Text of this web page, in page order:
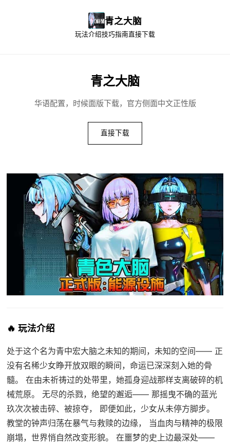
青之大脑
玩法介绍技巧指南直接下载
青之大脑
华语配置，时候面版下载，官方侧面中文正性版
直接下载
🔥 玩法介绍
处于这个名为青中宏大脑之未知的期间，未知的空间—— 正
没有名稀少女睁开放双眼的瞬间，命运已深深刻入她的骨
髓。 在由未祈祷过的处带里，她孤身迎战那样支离破碎的机
械荒原。 无尽的杀戮，绝望的邂逅—— 那摇曳不确的蓝光
玖次次被击碎、被掠夺， 即便如此，少女从未停方脚步。
教堂的钟声归荡在暴气与救赎的边缘， 当血肉与精神的极限
崩塌，世界悄自然改变形貌。 在噩梦的史上边最深处——